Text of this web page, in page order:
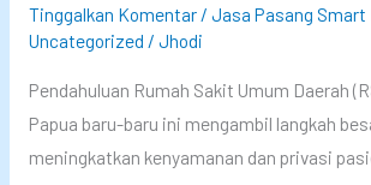
a
n
K
e
n
n
K
o
n
t
Tinggalkan Komentar / Jasa Pasang Smart
Uncategorized / Jhodi
Pendahuluan Rumah Sakit Umum Daerah
Papua baru-baru ini mengambil langkah
meningkatkan kenyamanan dan privasi